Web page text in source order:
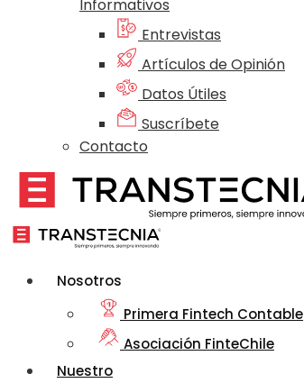
Informativos
Entrevistas
Artículos de Opinión
Datos Útiles
Suscríbete
Contacto
Nosotros
Primera Fintech Contable
Asociación FinteChile
Nuestro